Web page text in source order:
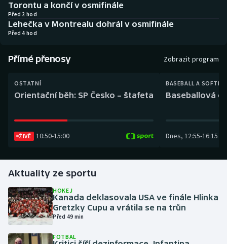
Basketbal
Biatlon
Boby a skeleton
Box
Dostihy
Florbal
Golf
Historické návraty
Aplikace ČT sport
AZ kvíz
Torontu a končí v osmifinále
Před 2 hod
Lehečka v Montrealu dohrál v osmifinále
Před 4 hod
Přímé přenosy Zobrazit program
OSTATNÍ
Orientační běh: SP Česko – štafeta
ŽIVĚ 10:50-15:00
BASEBALL A
Baseballová
Dnes, 12:55-16:15
Aktuality ze sportu
HOKEJ
Kanada deklasovala USA ve finále Hlinka
Gretzky Cupu a vrátila se na trůn
Před 49 min
FOTBAL